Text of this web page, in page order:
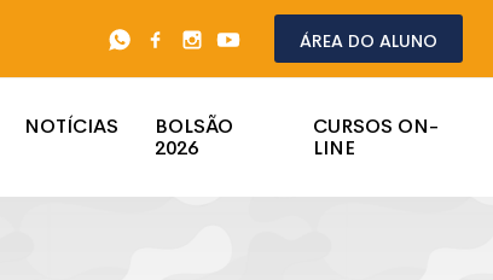
Área do aluno
NOTÍCIAS
BOLSÃO
2026
CURSOS ON-
LINE